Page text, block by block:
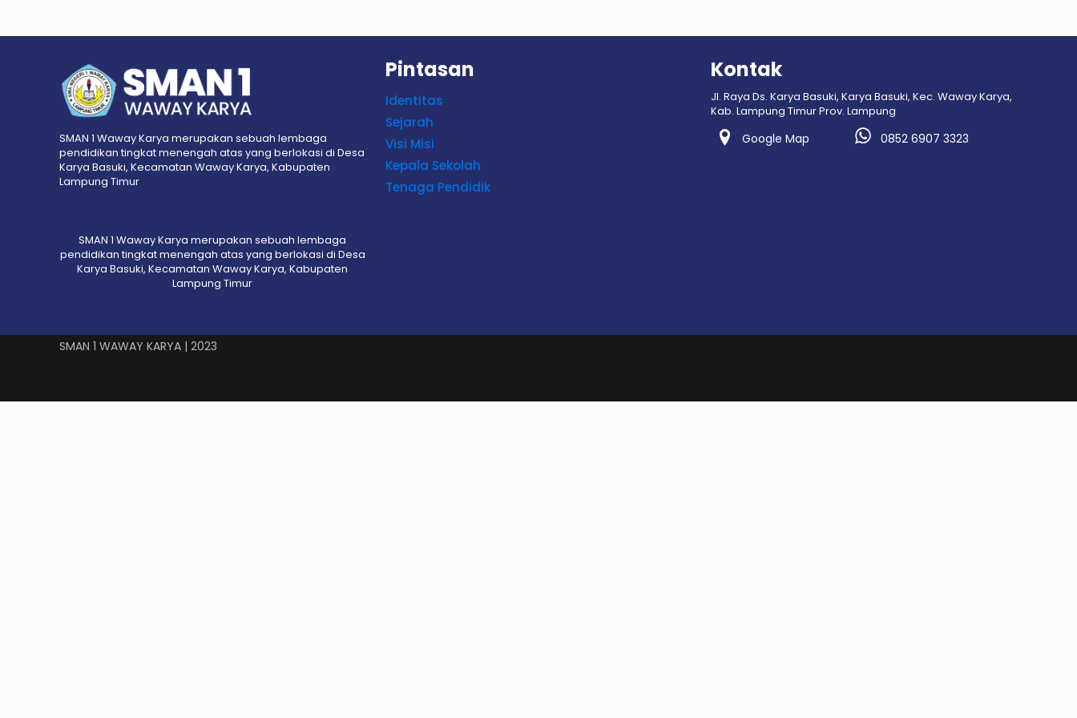
SMAN 1 Waway Karya merupakan sebuah lembaga
pendidikan tingkat menengah atas yang berlokasi di Desa
Karya Basuki, Kecamatan Waway Karya, Kabupaten
Lampung Timur
SMAN 1 Waway Karya merupakan sebuah lembaga
pendidikan tingkat menengah atas yang berlokasi di Desa
Karya Basuki, Kecamatan Waway Karya, Kabupaten
Lampung Timur
Pintasan
Identitas
Sejarah
Visi Misi
Kepala Sekolah
Tenaga Pendidik
Kontak
Jl. Raya Ds. Karya Basuki, Karya Basuki, Kec. Waway Karya,
Kab. Lampung Timur Prov. Lampung
Google Map 0852 6907 3323
SMAN 1 WAWAY KARYA | 2023